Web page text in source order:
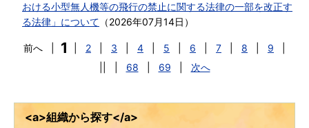
おける小型無人機等の飛行の禁止に関する法律の一部を改正す
る法律」について （2026年07月14日 ）
前へ 1 2 3 4 5 6 7 8 9
68 69 次へ
<a>組織から探す</a>